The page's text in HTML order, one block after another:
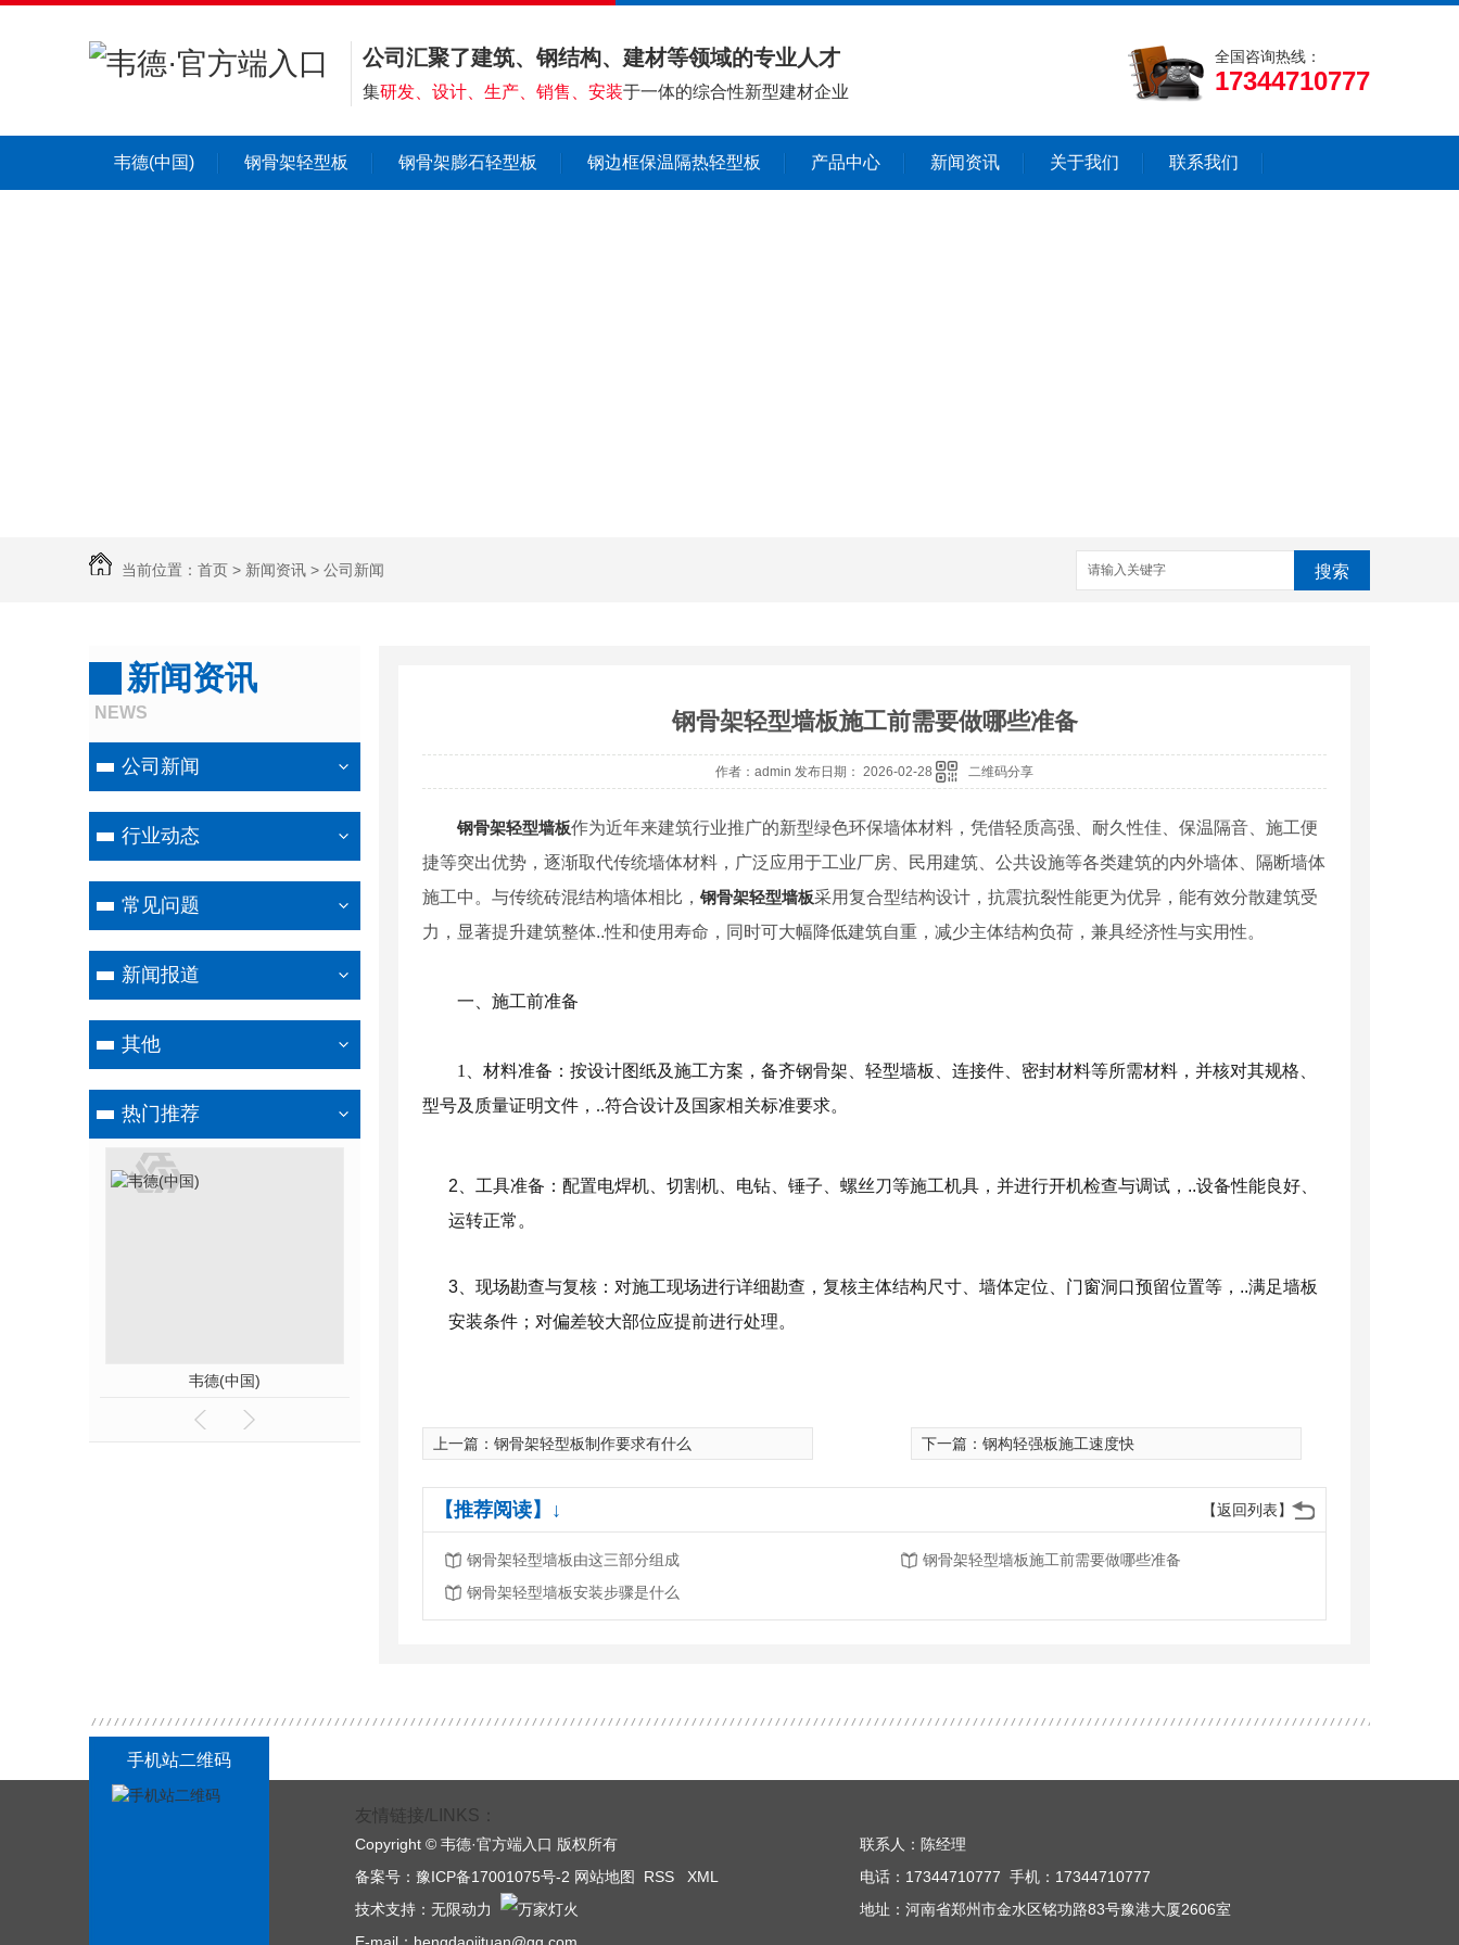
公司汇聚了建筑、钢结构、建材等领域的专业人才
集研发、设计、生产、销售、安装于一体的综合性新型建材企业
全国咨询热线：
17344710777
韦德(中国) 钢骨架轻型板 钢骨架膨石轻型板 钢边框保温隔热轻型板 产品中心 新闻资讯 关于我们 联系我们
当前位置： 首页 > 新闻资讯 > 公司新闻 搜索
新闻资讯
NEWS
公司新闻
行业动态
常见问题
新闻报道
其他
热门推荐
韦德(中国)
钢骨架轻型墙板施工前需要做哪些准备
作者：admin 发布日期： 2026-02-28 二维码分享
钢骨架轻型墙板作为近年来建筑行业推广的新型绿色环保墙体材料，凭借轻质高强、耐久性佳、保温隔音、施工便
捷等突出优势，逐渐取代传统墙体材料，广泛应用于工业厂房、民用建筑、公共设施等各类建筑的内外墙体、隔断墙体
施工中。与传统砖混结构墙体相比， 钢骨架轻型墙板采用复合型结构设计，抗震抗裂性能更为优异，能有效分散建筑受
力，显著提升建筑整体..性和使用寿命，同时可大幅降低建筑自重，减少主体结构负荷，兼具经济性与实用性。
一、施工前准备
1、材料准备：按设计图纸及施工方案，备齐钢骨架、轻型墙板、连接件、密封材料等所需材料，并核对其规格、
型号及质量证明文件，..符合设计及国家相关标准要求。
2、工具准备：配置电焊机、切割机、电钻、锤子、螺丝刀等施工机具，并进行开机检查与调试，..设备性能良好、
运转正常。
3、现场勘查与复核：对施工现场进行详细勘查，复核主体结构尺寸、墙体定位、门窗洞口预留位置等，..满足墙板
安装条件；对偏差较大部位应提前进行处理。
上一篇： 钢骨架轻型板制作要求有什么 下一篇： 钢构轻强板施工速度快
【返回列表】
【推荐阅读】↓
钢骨架轻型墙板由这三部分组成
钢骨架轻型墙板施工前需要做哪些准备
钢骨架轻型墙板安装步骤是什么
手机站二维码
友情链接/LINKS：
Copyright © 韦德·官方端入口 版权所有
联系人：陈经理
备案号： 豫ICP备17001075号-2 网站地图 RSS XML
电话：17344710777 手机：17344710777
技术支持： 无限动力
地址：河南省郑州市金水区铭功路83号豫港大厦2606室
E-mail：hengdaojituan@qq.com